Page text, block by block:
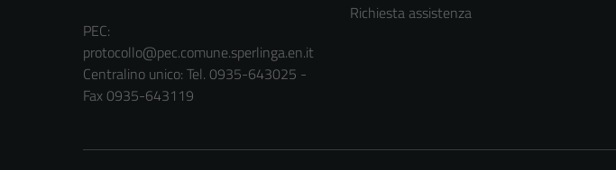
PEC:
protocollo@pec.comune.sperlinga.en.it
Centralino unico: Tel. 0935-643025 -
Fax 0935-643119
Richiesta assistenza